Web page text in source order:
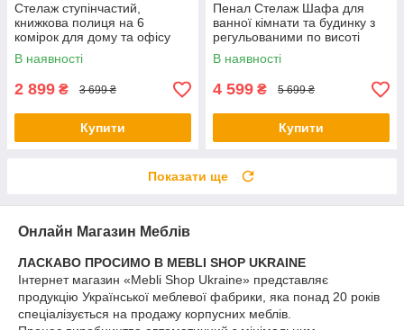
Стелаж ступінчастий,
книжкова полиця на 6
комірок для дому та офісу
В наявності
2 899 ₴ 3 699 ₴
Купити
Пенал Стелаж Шафа для
ванної кімнати та будинку з
регульованими по висоті
полицями на металевих
ніжках
В наявності
4 599 ₴ 5 699 ₴
Купити
Показати ще
Онлайн Магазин Меблів
ЛАСКАВО ПРОСИМО В MEBLI SHOP UKRAINE
Інтернет магазин «Mebli Shop Ukraine» представляє
продукцію Української меблевої фабрики, яка понад 20 років
спеціалізується на продажу корпусних меблів.